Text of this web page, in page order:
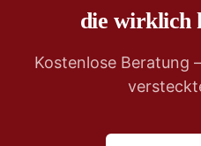
die wirklich
Kostenlose Beratung